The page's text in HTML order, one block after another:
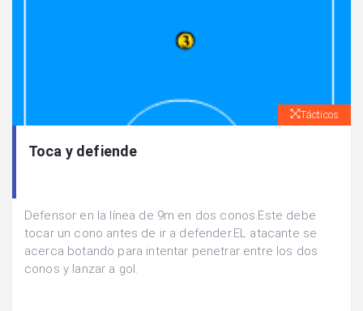
Tácticos
Toca y defiende
Defensor en la línea de 9m en dos conos.Este debe
tocar un cono antes de ir a defender.EL atacante se
acerca botando para intentar penetrar entre los dos
conos y lanzar a gol.